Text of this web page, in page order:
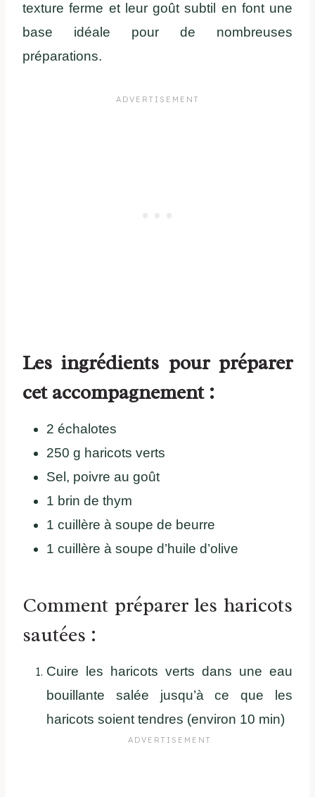
texture ferme et leur goût subtil en font une
base idéale pour de nombreuses
préparations.
Les ingrédients pour préparer
cet accompagnement :
2 échalotes
250 g haricots verts
Sel, poivre au goût
1 brin de thym
1 cuillère à soupe de beurre
1 cuillère à soupe d’huile d’olive
Comment préparer les haricots
sautées :
Cuire les haricots verts dans une eau
bouillante salée jusqu’à ce que les
haricots soient tendres (environ 10 min)